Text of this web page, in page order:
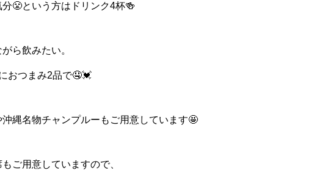
😤という方はドリンク4杯🍻
ら飲みたい。
おつまみ2品で🤤💓
沖縄名物チャンプルーもご用意しています🤩
ご用意していますので、